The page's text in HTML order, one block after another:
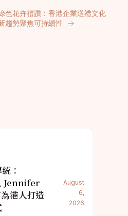
色花卉禮讚：香港企業送禮文化
趨勢聚焦可持續性
→
：
Jennifer
港人打造
August
6,
2026